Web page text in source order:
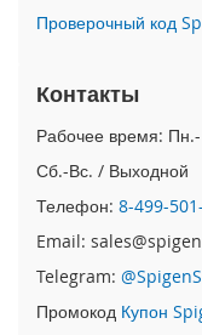
i
o
n
e
A
i
r
i
P
h
Проверочный код
Контакты
Рабочее время:
Сб.-Вс. / Выходной
Телефон: 8-499-
Email:
Telegram:
Промокод Купон